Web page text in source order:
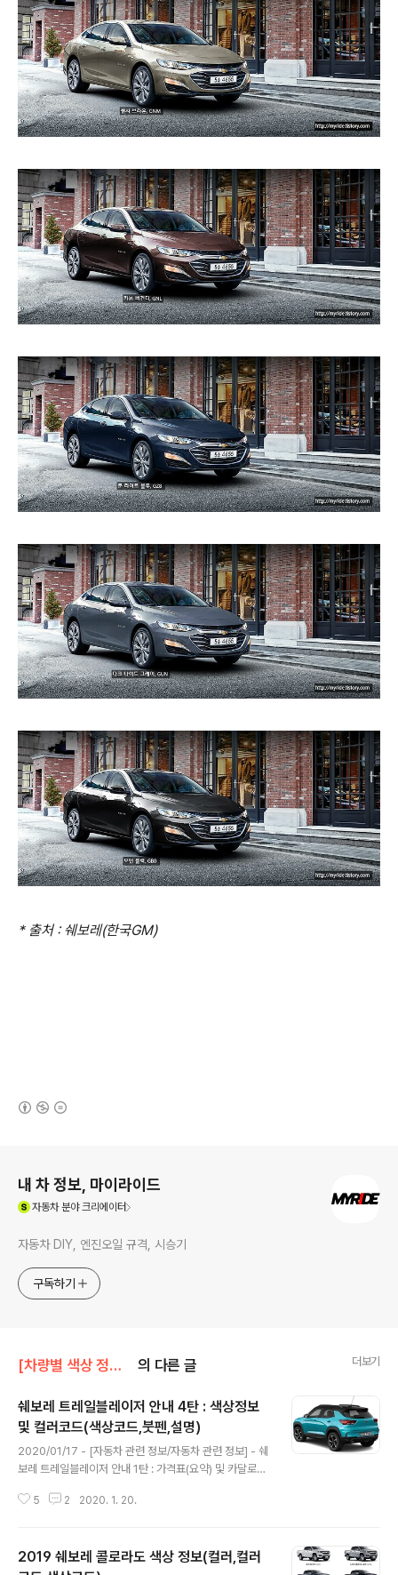
* 출처 : 쉐보레(한국GM)
내 차 정보, 마이라이드
자동차분야 크리에이터
자동차 DIY, 엔진오일 규격, 시승기
구독하기
[차량별 색상 정보]/쉐보레 색상 의 다른 글 더보기
쉐보레 트레일블레이저 안내 4탄 : 색상정보
및 컬러코드(색상코드,붓펜,설명)
2020/01/17 - [자동차 관련 정보/자동차 관련 정보] - 쉐
보레 트레일블레이저 안내 1탄 : 가격표(요약) 및 카달로그
보레 트레일블레이저 안내 2탄 : 파워트레인,제원,연비(1.2
탄 : 휠종류 및 타이어 규격(16,17,18인치) 오늘은 쉐보레
5 2 2020. 1. 20.
2019 쉐보레 콜로라도 색상 정보(컬러,컬러